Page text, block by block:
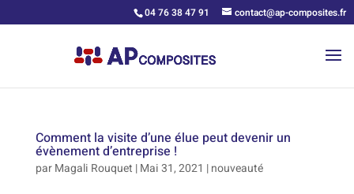
04 76 38 47 91 contact@ap-composites.fr
Comment la visite d’une élue peut devenir un
évènement d’entreprise !
parMagali Rouquet |Mai 31, 2021 |nouveauté